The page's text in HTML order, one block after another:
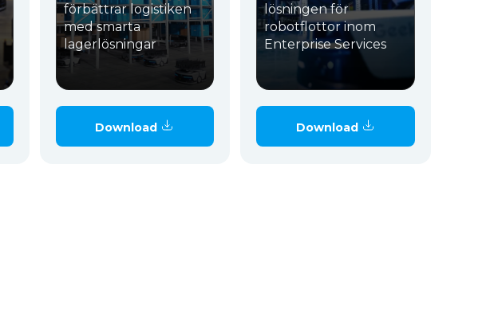
förbättrar logistiken
med smarta
lagerlösningar
Download
lösningen för
robotflottor inom
Enterprise Services
Download